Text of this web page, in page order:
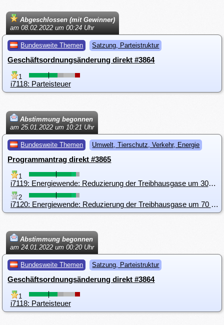
Abgeschlossen (mit Gewinner)
am 08.02.2022 um 00:24 Uhr
Bundesweite Themen Satzung, Parteistruktur
Geschäftsordnungsänderung direkt #3864
1
i7118: Parteisteuer
Abstimmung begonnen
am 25.01.2022 um 10:21 Uhr
Bundesweite Themen Umwelt, Tierschutz, Verkehr, Energie
Programmantrag direkt #3865
1
i7119: Energiewende: Reduzierung der Treibhausgase um 30% bis 2025 und um 70 % bis 2030
2
i7120: Energiewende: Reduzierung der Treibhausgase um 70 % bis 2030
Abstimmung begonnen
am 24.01.2022 um 00:20 Uhr
Bundesweite Themen Satzung, Parteistruktur
Geschäftsordnungsänderung direkt #3864
1
i7118: Parteisteuer